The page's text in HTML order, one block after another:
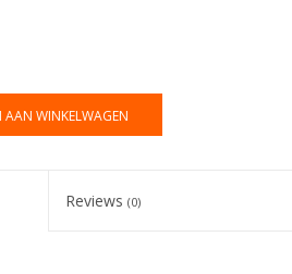
AAN WINKELWAGEN
Reviews (0)